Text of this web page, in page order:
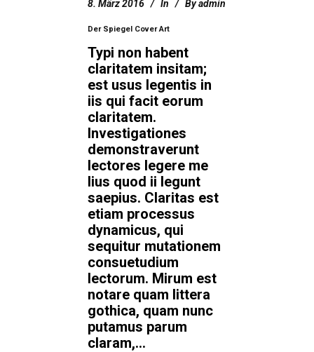
8. März 2016 In Byadmin
Der Spiegel Cover Art
Typi non habent
claritatem insitam;
est usus legentis in
iis qui facit eorum
claritatem.
Investigationes
demonstraverunt
lectores legere me
lius quod ii legunt
saepius. Claritas est
etiam processus
dynamicus, qui
sequitur mutationem
consuetudium
lectorum. Mirum est
notare quam littera
gothica, quam nunc
putamus parum
claram,...